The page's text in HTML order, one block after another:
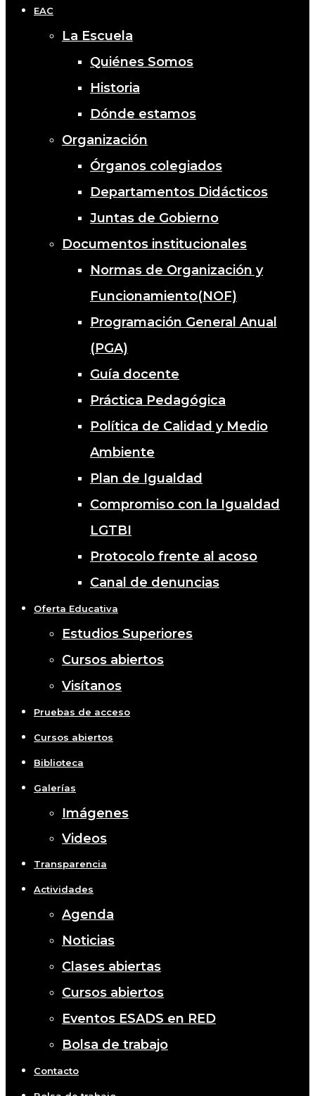
EAC
La Escuela
Quiénes Somos
Historia
Dónde estamos
Organización
Órganos colegiados
Departamentos Didácticos
Juntas de Gobierno
Documentos institucionales
Normas de Organización y
Funcionamiento(NOF)
Programación General Anual
(PGA)
Guía docente
Práctica Pedagógica
Política de Calidad y Medio
Ambiente
Plan de Igualdad
Compromiso con la Igualdad
LGTBI
Protocolo frente al acoso
Canal de denuncias
Oferta Educativa
Estudios Superiores
Cursos abiertos
Visítanos
Pruebas de acceso
Cursos abiertos
Biblioteca
Galerías
Imágenes
Videos
Transparencia
Actividades
Agenda
Noticias
Clases abiertas
Cursos abiertos
Eventos ESADS en RED
Bolsa de trabajo
Contacto